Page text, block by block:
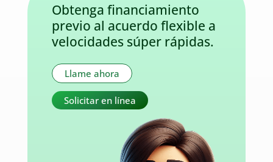
Obtenga financiamiento
previo al acuerdo flexible a
velocidades súper rápidas.
Llame ahora
Solicitar en línea